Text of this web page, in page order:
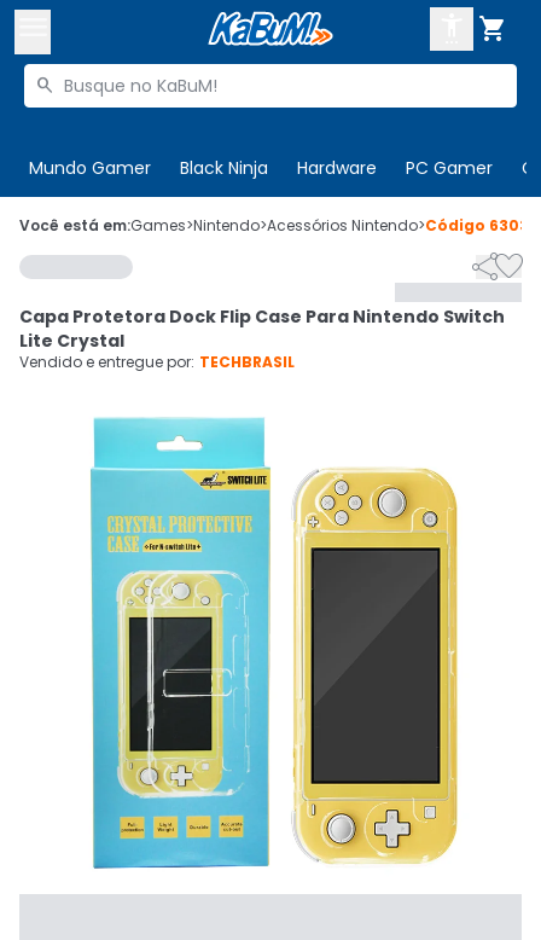

Buscar produtos

Mundo Gamer Black Ninja Hardware PC Gamer
 Olá. Acesse sua conta
 Departamentos
Cupons
Ativar tradutor em libras
CADASTRE-SE
Você está em:Games>Nintendo>Acessórios Nintendo>Código

Capa Protetora Dock Flip Case Para Nintendo Switch
Lite Crystal
Vendido e entregue por: TECHBRASIL